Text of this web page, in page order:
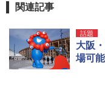
関連記事
話題
大阪
場可